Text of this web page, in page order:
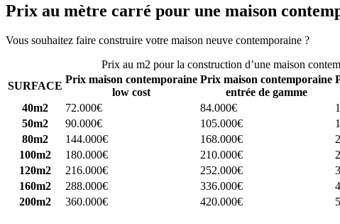
Prix au mètre carré pour une maison
Vous souhaitez faire construire votre maison neuve contemporaine ?
Prix au m2 pour la construction d’une maison
SURFACE
Prix maison contemporaine
low cost
Prix maison contemporaine
entrée de gamme
40m2
72.000€ 84.000€
50m2
90.000€ 105.000€
80m2
144.000€ 168.000€
100m2
180.000€ 210.000€
120m2
216.000€ 252.000€
160m2
288.000€ 336.000€
200m2
360.000€ 420.000€